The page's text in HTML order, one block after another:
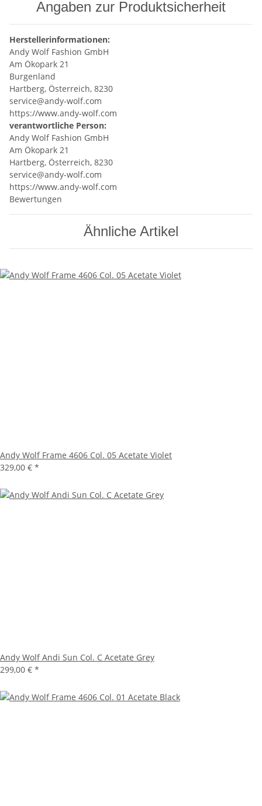
Angaben zur Produktsicherheit
Herstellerinformationen:
Andy Wolf Fashion GmbH
Am Ökopark 21
Burgenland
Hartberg, Österreich, 8230
service@andy-wolf.com
https://www.andy-wolf.com
verantwortliche Person:
Andy Wolf Fashion GmbH
Am Ökopark 21
Hartberg, Österreich, 8230
service@andy-wolf.com
https://www.andy-wolf.com
Bewertungen
Ähnliche Artikel
Andy Wolf Frame 4606 Col. 05 Acetate Violet
329,00 € *
Andy Wolf Andi Sun Col. C Acetate Grey
299,00 € *